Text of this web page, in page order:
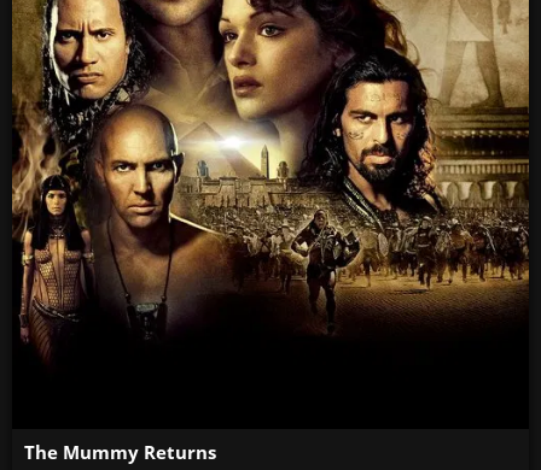
The Mummy Returns